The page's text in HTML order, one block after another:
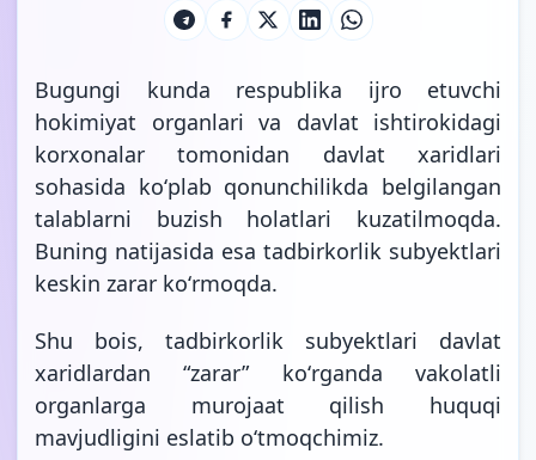
Bugungi kunda respublika ijro etuvchi
hokimiyat organlari va davlat ishtirokidagi
korxonalar tomonidan davlat xaridlari
sohasida koʻplab qonunchilikda belgilangan
talablarni buzish holatlari kuzatilmoqda.
Buning natijasida esa tadbirkorlik subyektlari
keskin zarar koʻrmoqda.
Shu bois, tadbirkorlik subyektlari davlat
xaridlardan “zarar” koʻrganda vakolatli
organlarga murojaat qilish huquqi
mavjudligini eslatib oʻtmoqchimiz.